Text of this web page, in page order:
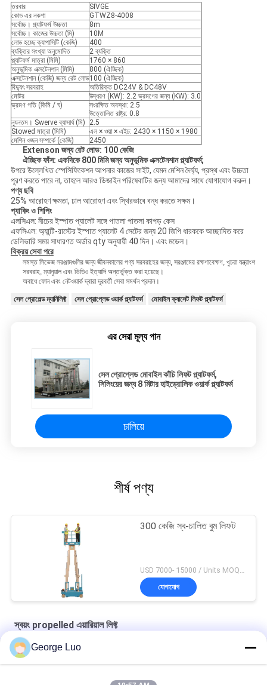
তরবার
SIVGE
কোড এর নকশা
GTWZ8-4008
সর্বোচ্চ। প্ল্যাটফর্ম উচ্চতা
8m
সর্বোচ্চ। কাজের উচ্চতা (মি)
10M
লোড হচ্ছে ক্যাপাসিটি (কেজি)
400
ব্যক্তির সংখ্যা অনুমোদিত
2 ব্যক্তি
প্ল্যাটফর্ম মাত্রা (মিমি)
1760 × 860
অনুভূমিক এক্সটেনশান (মিমি)
800 (ঐচ্ছিক)
এক্সটেনশান (কেজি) জন্য রেট লোড100 (ঐচ্ছিক)
বিদ্যুৎ সরবরাহ
অতিরিক্ত DC24V & DC48V
মোটর
উদ্ধরণ (KW): 2.2 ভ্রমণের জন্য (KW): 3.0
ভ্রমণ গতি (কিমি / ঘ)
সংরক্ষিত অবস্থা: 2.5
উত্তোলিত রাষ্ট্র: 0.8
ন্যূনতম। Swerve ব্যাসার্ধ (মি)
2.5
Stowed মাত্রা (মিমি)
এল × ওয়া × এইচ: 2430 × 1150 × 1980
মেশিন ওজন সম্পর্কে (কেজি)
2450
Extenson জন্য রেট লোড: 100 কেজি
ঐচ্ছিক ফাঁস: একদিকে 800 মিমি জন্য অনুভূমিক এক্সটেনশান প্ল্যাটফর্ম;
উপরে উল্লেখিত স্পেসিফিকেশন আপনার কাজের সাইট, যেমন মেশিন দৈর্ঘ্য, প্রস্থ এবং উচ্চতা
পূরণ করতে পারে না, তাহলে আরও ডিজাইন পরিষেবাটির জন্য আমাদের সাথে যোগাযোগ করুন।
পণ্য ছবি
25% আরোহণ ক্ষমতা, ঢাল আরোহণ এবং স্থিরভাবে বন্ধ করতে সক্ষম।
প্যাকিং ও শিপিং
এলসিএল: নীচের ইস্পাত প্যালেট সঙ্গে পাতলা পাতলা কাপড় কেস
এফসিএল: অ্যান্টি-রাস্টের ইস্পাত প্যালেট 4 সেটের জন্য 20 জিপি ধারককে আচ্ছাদিত করে
ডেলিভারি সময় সাধারণত অর্ডার qty অনুযায়ী 40 দিন। এবং মডেল।
বিক্রয় সেবা পরে
সমস্ত সিভেজ সরঞ্জামগুলির জন্য জীবনকালের পণ্য সরবরাহের জন্য, সরঞ্জামের রক্ষণাবেক্ষণ, খুচরা যন্ত্রাংশ
সরবরাহ, ম্যানুয়াল এবং ভিডিও ইত্যাদি অন্তর্ভুক্ত করা হয়েছে।
অবাধে ফোন এবং নেটওয়ার্ক দ্বারা দূরবর্তী সেবা সমর্থন প্রদান।
সেল প্রোপেল্ড ম্যানিলিফ্ট সেল প্রোপ্লেড ওয়ার্ক প্ল্যাটফর্ম মোবাইল ক্যাসেট লিফট প্ল্যাটফর্ম
এর সেরা মূল্য পান
সেল প্রোপ্লেড মোবাইল কাঁচি লিফট প্ল্যাটফর্ম,
সিলিংয়ের জন্য 8 মিটার হাইড্রোলিক ওয়ার্ক প্ল্যাটফর্ম
চালিয়ে
শীর্ষ পণ্য
300 কেজি স্ব-চালিত বুম লিফট
USD 7000- 15000 / Units MOQ:1 ইউনিট
যোগাযোগ
স্বয়ং propelled এয়ারিয়াল লিফ্ট
4 -8 মি স্বয়ং স্বয়ং চালিত বৈদ্যুতিক চেরি পিকার একক মাল্টি এয়ারিয়াল ওয়ার্ক প্ল্যাটফর্ম
George Luo